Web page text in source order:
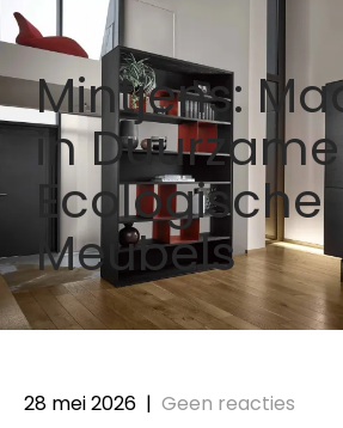
Mintjens:
in
Ecologische
Meubels
28 mei 2026 | Geen reacties